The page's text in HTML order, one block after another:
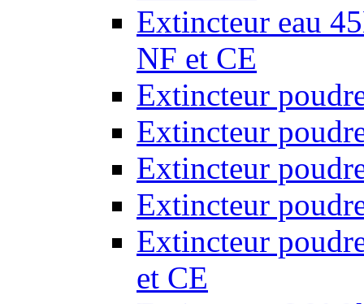
Extincteur eau
NF et CE
Extincteur
Extincteur
Extincteur
Extincteur
Extincteur
et CE